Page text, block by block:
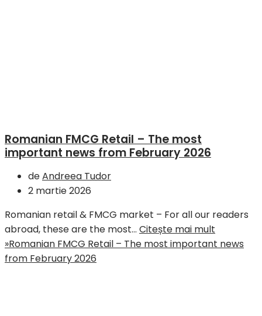
Romanian FMCG Retail – The most
important news from February 2026
deAndreea Tudor
2 martie 2026
Romanian retail & FMCG market – For all our readers
abroad, these are the most… Citește mai mult
»Romanian FMCG Retail – The most important news
from February 2026